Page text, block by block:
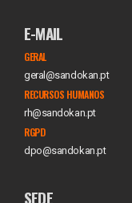
E-MAIL
GERAL
geral@sandokan.pt
RECURSOS HUMANOS
rh@sandokan.pt
RGPD
dpo@sandokan.pt
SEDE